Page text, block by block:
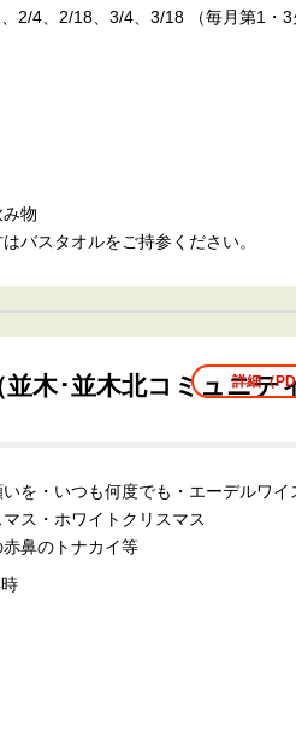
2/4、2/18、3/4、3/18 （毎月第1・3
物
タオルをご持参ください。
木･並木北コミュニテ
詳細（
・いつも何度でも・エーデルワイ
ス・ホワイトクリスマス
のトナカイ等